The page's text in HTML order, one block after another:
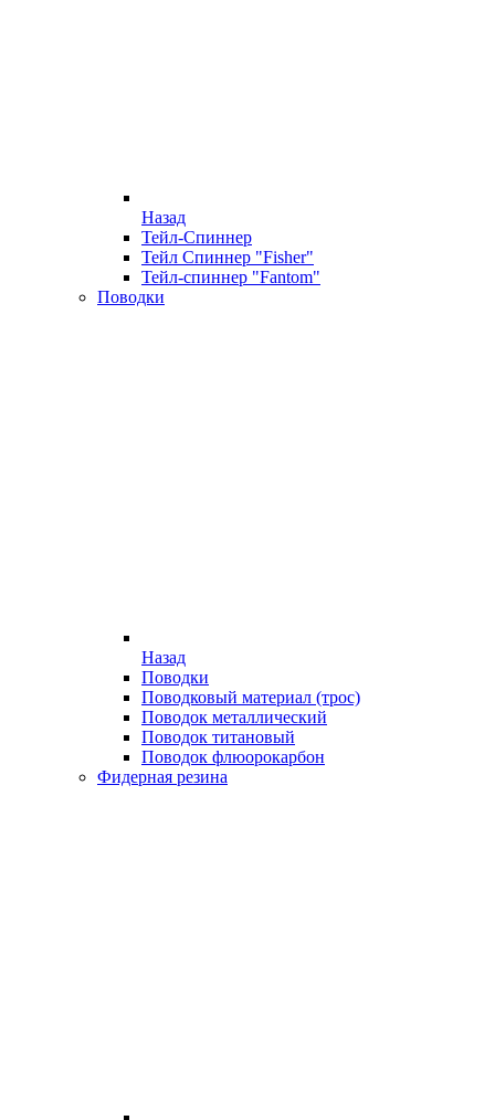
Назад
Тейл-Спиннер
Тейл Спиннер "Fisher"
Тейл-спиннер "Fantom"
Поводки
Назад
Поводки
Поводковый материал (трос)
Поводок металлический
Поводок титановый
Поводок флюорокарбон
Фидерная резина